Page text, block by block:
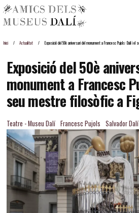
Inici Actualitat Exposició del 50è aniversari del monument a Francesc Pujols: Dalí i
Exposició del 50è
monument a Francesc
seu mestre filosòfic a
Teatre - Museu Dalí Francesc Pujols Salvador Dalí